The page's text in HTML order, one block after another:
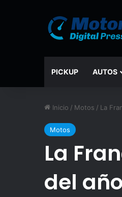
PICKUP AUTOS
Inicio / Motos / La
Motos
La
del